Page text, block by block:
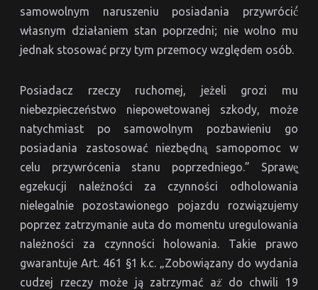
samowolnym naruszeniu posiadania przywrócić́
własnym działaniem stan poprzedni; nie wolno mu
jednak stosować przy tym przemocy względem osób.
Posiadacz rzeczy ruchomej, jeżeli grozi mu
niebezpieczeństwo niepowetowanej szkody, może
natychmiast po samowolnym pozbawieniu go
posiadania zastosować niezbędną̨ samopomoc w
celu przywrócenia stanu poprzedniego.” Sprawę̨
egzekucji należności za czynności odholowania
nielegalnie pozostawionego pojazdu rozwiązujemy
poprzez zatrzymanie auta do momentu uregulowania
należności za czynności holowania. Takie prawo
gwarantuje Art. 461 §1 k.c. „Zobowiązany do wydania
cudzej rzeczy może ją zatrzymać aż̇ do chwili 19